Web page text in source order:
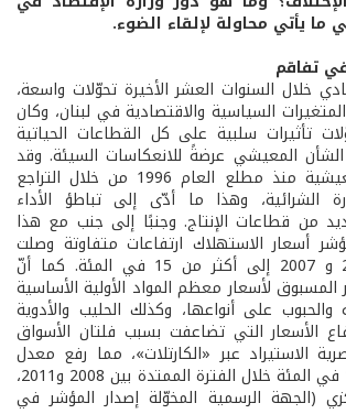
ما يأتي محاولة لإلقاء الضوء.
تفاقم
خلال السنوات العشر الأخيرة تحوّلات واسعة،
السياسية والاقتصادية في لبنان، وكان
تأثيرات سلبية على كل القطاعات الحياتية
الشأن المعيشي عرضةً للانعكاسات السيئة. وقد
تفاقمت الأزمة المعيشية منذ مطلع العام 1996 من خلال التراجع
الشرائية، وهذا ما أدّى إلى تباطؤ الأداء
من قطاعات الإنتاج. وجنبًا إلى جنب مع هذا
أسعار الاستهلاك ارتفاعات متفاوتة وصلت
خلال العامين 2006 و 2007 إلى أكثر من 15 في المئة. كما أنّ
المسبوق لأسعار معظم المواد الأولية الأساسية
على أنواعها، وكذلك الحليب والأدوية
الأسعار التي تضاعفت بسبب فلتان الأسواق
الاستيراد عبر «الكارتلات»، مما رفع معدل
مؤشر الغلاء إلى 16 في المئة خلال الفترة الممتدة بين 2008 و2011،
(الجهة الرسمية المخوّلة إصدار المؤشر في